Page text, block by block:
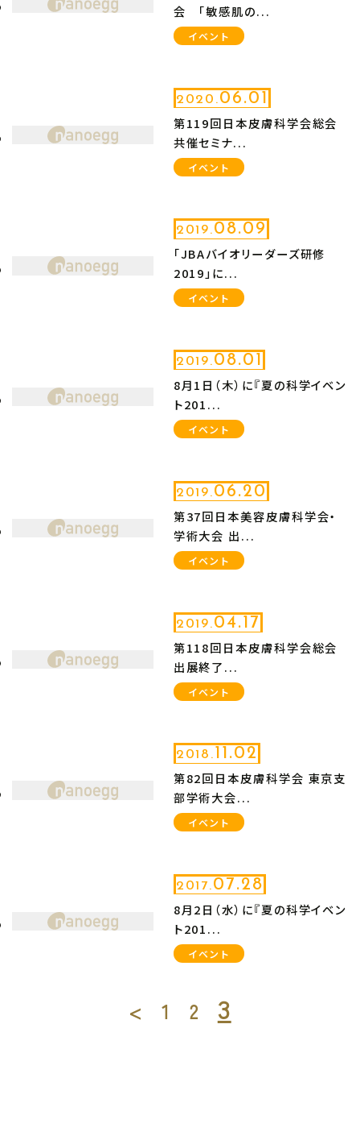
会 「敏感肌の...
イベント
2020.06.01
第119回日本皮膚科学会総会
共催セミナ...
イベント
2019.08.09
「JBAバイオリーダーズ研修
2019」に...
イベント
2019.08.01
8月1日（木）に『夏の科学イベン
ト201...
イベント
2019.06.20
第37回日本美容皮膚科学会・
学術大会 出...
イベント
2019.04.17
第118回日本皮膚科学会総会
出展終了...
イベント
2018. 11.02
第82回日本皮膚科学会 東京支
部学術大会...
イベント
2017.07.28
8月2日（水）に『夏の科学イベン
ト201...
イベント
< 1 2 3